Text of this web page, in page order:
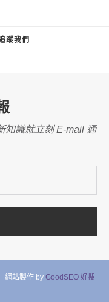
蹤我們
知識就立刻 E-mail 通
網站製作 by GoodSEO 好搜